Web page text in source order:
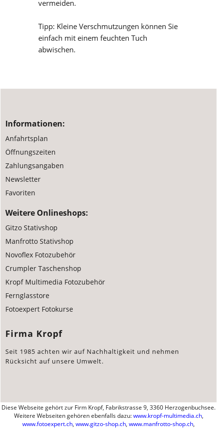
Dingen, um Materialablösungen zu
Tipp: Kleine Verschmutzungen können Sie
einfach mit einem feuchten Tuch
Informationen:
Anfahrtsplan
Öffnungszeiten
Zahlungsangaben
Newsletter
Weitere Onlineshops:
Gitzo Stativshop
Manfrotto Stativshop
Novoflex Fotozubehör
Crumpler Taschenshop
Kropf Multimedia Fotozubehör
Fernglasstore
Firma Kropf
Seit 1985 achten wir auf Nachhaltigkeit und nehmen
Diese Webseite gehört zur Firm Kropf, Fabrikstrasse 9, 3360 Herzogenbuchsee.